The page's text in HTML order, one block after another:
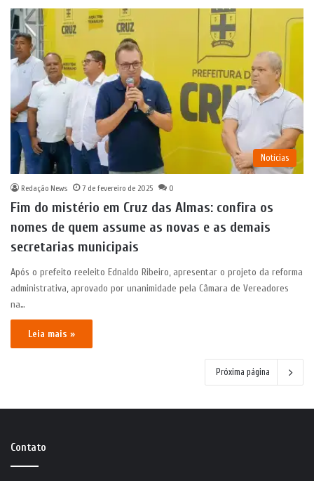
Notícias
Redação News 7 de fevereiro de 2025 0
Fim do mistério em Cruz das Almas: confira os
nomes de quem assume as novas e as demais
secretarias municipais
Após o prefeito reeleito Ednaldo Ribeiro, apresentar o projeto da reforma
administrativa, aprovado por unanimidade pela Câmara de Vereadores
na…
Leia mais »
Próxima página
Contato